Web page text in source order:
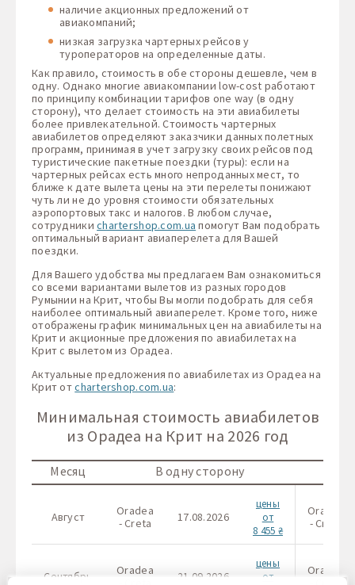
наличие акционных предложений от
авиакомпаний;
низкая загрузка чартерных рейсов у
туроператоров на определенные даты.
Как правило, стоимость в обе стороны дешевле, чем в
одну. Однако многие авиакомпании low-cost работают
по принципу комбинации тарифов one way (в одну
сторону), что делает стоимость на эти авиабилеты
более привлекательной. Стоимость чартерных
авиабилетов определяют заказчики данных полетных
программ, принимая в учет загрузку своих рейсов под
туристические пакетные поездки (туры): если на
чартерных рейсах есть много непроданных мест, то
ближе к дате вылета цены на эти перелеты понижают
чуть ли не до уровня стоимости обязательных
аэропортовых такс и налогов. В любом случае,
сотрудникиchartershop.com.ua помогут Вам подобрать
оптимальный вариант авиаперелета для Вашей
поездки.
Для Вашего удобства мы предлагаем Вам ознакомиться
со всеми вариантами вылетов из разных городов
Румынии на Крит, чтобы Вы могли подобрать для себя
наиболее оптимальный авиаперелет. Кроме того, ниже
отображены график минимальных цен на авиабилеты на
Крит и акционные предложения по авиабилетах на
Крит с вылетом из Орадеа.
Актуальные предложения по авиабилетах из Орадеа на
Крит отchartershop.com.ua:
Минимальная стоимость авиабилетов
из Орадеа на Крит на 2026 год
Месяц В одну сторону
Август
Oradea
- Creta
17.08.2026
цены
от
8 455 ₴
Oradea
- Creta
Сентябрь
Oradea
21.09.2026
цены
от
Oradea